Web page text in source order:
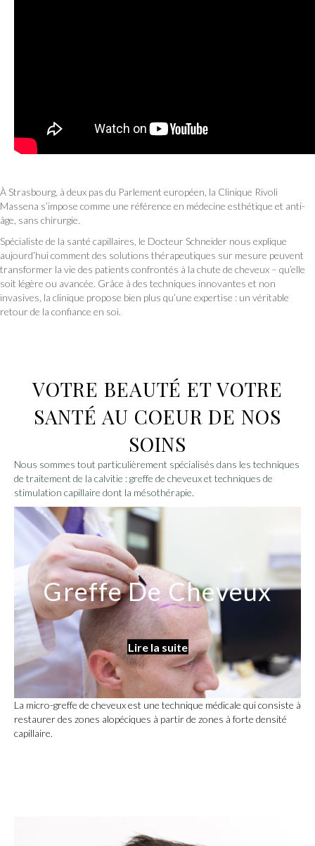
À Strasbourg, à deux pas du Parlement européen, la Clinique Rivoli
Massena s’impose comme une référence en médecine esthétique et anti-
âge, sans chirurgie.
Spécialiste de la santé capillaires, le Docteur Schneider nous explique
aujourd’hui comment des solutions thérapeutiques sur mesure peuvent
transformer la vie des patients confrontés à la chute de cheveux – qu’elle
soit légère ou avancée. Grâce à des techniques innovantes et non
invasives, la clinique propose bien plus qu’une expertise : un véritable
retour de la confiance en soi.
VOTRE BEAUTÉ ET VOTRE
SANTÉ AU COEUR DE NOS
SOINS
Nous sommes tout particulièrement spécialisés dans les techniques
de traitement de la calvitie : greffe de cheveux et techniques de
stimulation capillaire dont la mésothérapie.
Greffe De Cheveux
La micro-greffe de cheveux est une technique médicale qui consiste à
restaurer des zones alopéciques à partir de zones à forte densité
capillaire.
Lire la suite